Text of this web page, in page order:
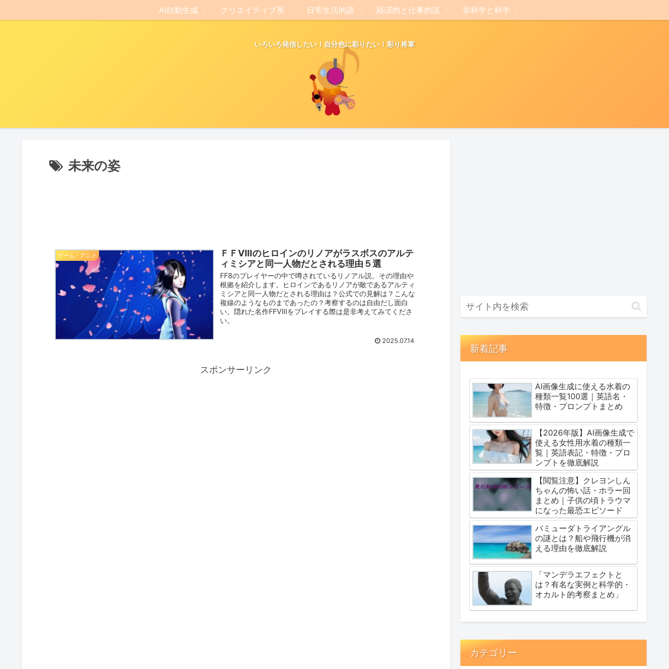
いろいろ発信したい！自分色に彩りたい！彩り将軍
AI自動生成 クリエイティブ系 日常生活的談 経済的と仕事的談 非科学と科学
未来の姿
ゲーム・アニメ
ＦＦⅧのヒロインのリノアがラスボスのアルテ
ィミシアと同一人物だとされる理由５選
FF8のプレイヤーの中で噂されているリノアル説。その理由や
根拠を紹介します。ヒロインであるリノアが敵であるアルティ
ミシアと同一人物だとされる理由は？公式での見解は？こんな
複線のようなものまであったの？考察するのは自由だし面白
い。隠れた名作FFⅧをプレイする際は是非考えてみてくださ
い。
2025.07.14
スポンサーリンク
新着記事
AI画像生成に使える水着の
種類一覧100選｜英語名・
特徴・プロンプトまとめ
【2026年版】AI画像生成で
使える女性用水着の種類一
覧｜英語表記・特徴・プロ
ンプトを徹底解説
【閲覧注意】クレヨンしん
ちゃんの怖い話・ホラー回
まとめ｜子供の頃トラウマ
になった最恐エピソード
バミューダトライアングル
の謎とは？船や飛行機が消
える理由を徹底解説
「マンデラエフェクトと
は？有名な実例と科学的・
オカルト的考察まとめ」
カテゴリー